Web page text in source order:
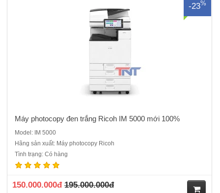
ua
-23%
Máy photocopy đen trắng Ricoh IM 5000 mới 100%
Model: IM 5000
Hãng sản xuất: Máy photocopy Ricoh
Tình trạng: Có hàng
150.000.000đ 195.000.000đ
màu – In mạng màu – Quét màu mạng - Đảo mặt bản chụp – Chia bộ
- Cấp hạn mức sử dụng- Chức năng quản lý tình trạng máy từ xaTốc